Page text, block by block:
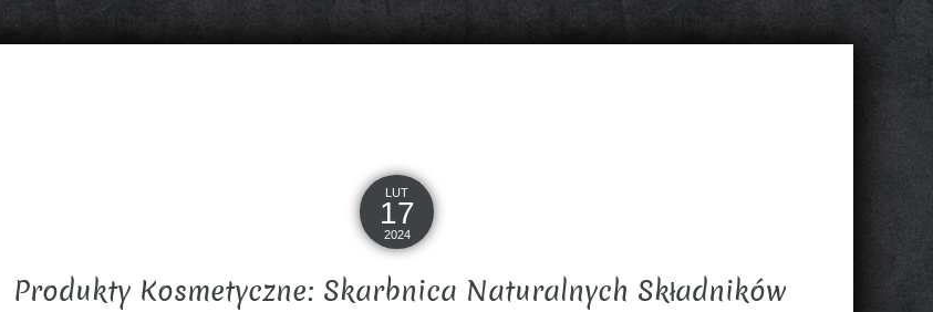
LUT
17
2024
Produkty Kosmetyczne: Skarbnica Naturalnych Składników